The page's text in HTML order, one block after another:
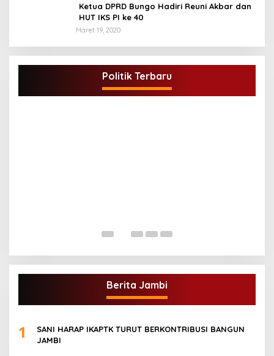
Ketua DPRD Bungo Hadiri Reuni Akbar dan
HUT IKS PI ke 40
Maret 19, 2020
Politik Terbaru
DPD Partai Golkar,Muscam Ke-X Dalam
Rangka Pemilihan Ketua PK.
Juli 5, 2021
Berita Jambi
1
SANI HARAP IKAPTK TURUT BERKONTRIBUSI BANGUN
JAMBI